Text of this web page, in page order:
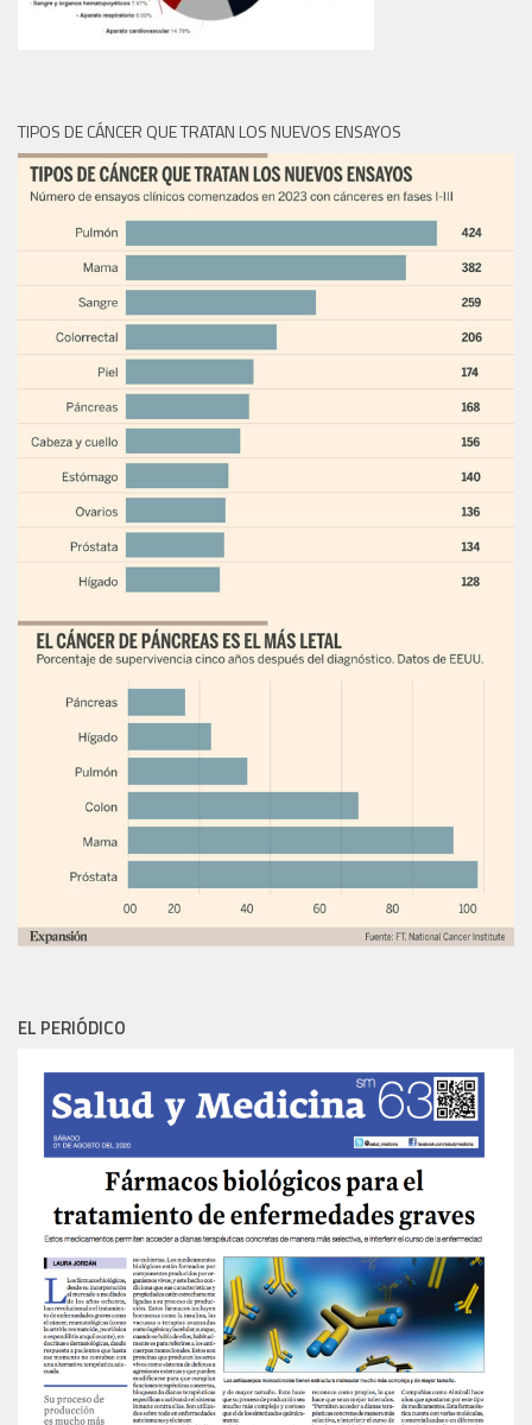
TIPOS DE CÁNCER QUE TRATAN LOS NUEVOS ENSAYOS
EL PERIÓDICO